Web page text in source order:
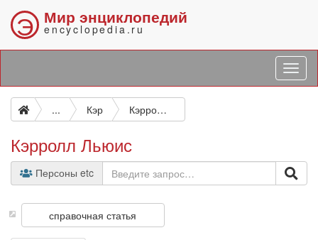
Э Мир энциклопедий
encyclopedia.ru
... Кэр Кэрролл Льюис
Кэрролл Льюис
Персоны etc
справочная статья